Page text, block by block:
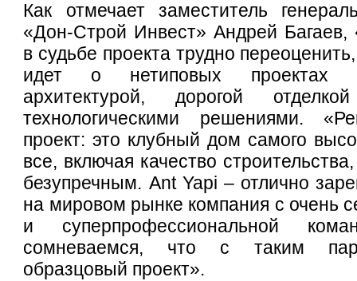
Как отмечает заместитель
«Дон-Строй Инвест» Андрей Багаев,
в судьбе проекта трудно
идет о нетиповых проектах
архитектурой, дорогой
технологическими решениями.
проект: это клубный дом самого
все, включая качество
безупречным. Ant Yapi – отлично
на мировом рынке компания с очень
и суперпрофессиональной
сомневаемся, что с таким
образцовый проект».